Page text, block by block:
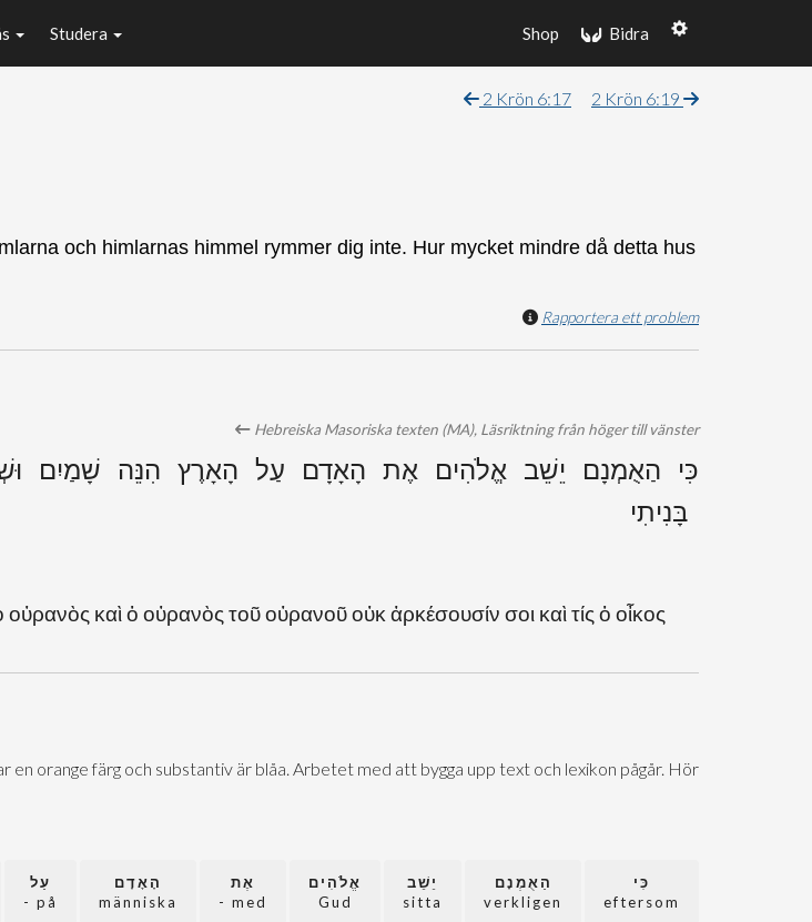
Bidra
Shop
Studera
2 Krön 6:17 2 Krön 6:19
och himlarnas himmel rymmer dig inte. Hur mycket mindre då detta hus
Rapportera ett problem
Hebreiska Masoriska texten (MA), Läsriktning från höger till vänster
כִּי הַאֻמְנָם יֵשֵׁב אֱלֹהִים אֶת הָאָדָם עַל הָאָרֶץ הִנֵּה שָׁמַיִם
בָּנִיתִי
καὶ ὁ οὐρανὸς τοῦ οὐρανοῦ οὐκ ἀρκέσουσίν σοι καὶ τίς ὁ οἶκος
orange färg och substantiv är blåa. Arbetet med att bygga upp text och lexikon pågår. Hör
כִּי
eftersom
הַאֻמְנָם
verkligen
יֵשֵׁב
sitta
אֱלֹהִים
Gud
אֶת
med -
הָאָדָם
människa
עַל
på -